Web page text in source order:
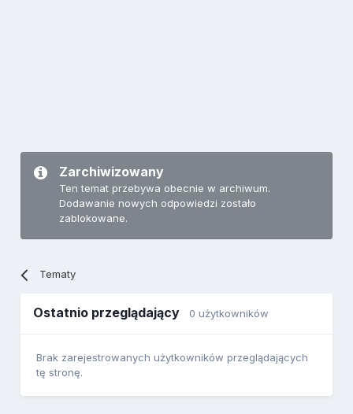
Zarchiwizowany
Ten temat przebywa obecnie w archiwum.
Dodawanie nowych odpowiedzi zostało
zablokowane.
Tematy
Ostatnio przeglądający 0 użytkowników
Brak zarejestrowanych użytkowników przeglądających
tę stronę.